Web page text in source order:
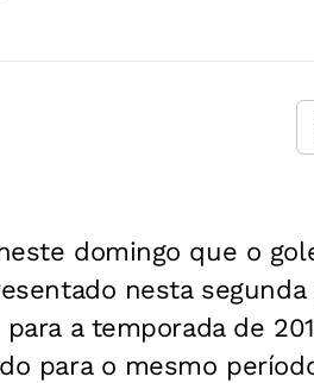
domingo que o
nesta
a temporada de
para o mesmo